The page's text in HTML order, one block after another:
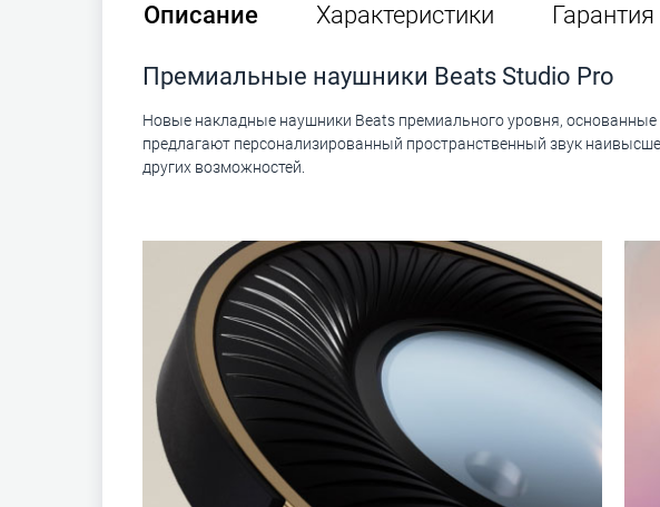
Описание Характеристики Гарантия
Премиальные наушники Beats Studio Pro
Новые накладные наушники Beats премиального уровня,
предлагают персонализированный пространственный звук
других возможностей.